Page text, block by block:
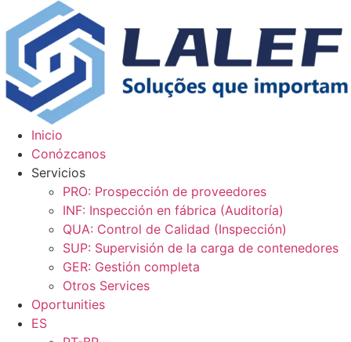
al
contenido
Inicio
Conózcanos
Servicios
PRO: Prospección de proveedores
INF: Inspección en fábrica (Auditoría)
QUA: Control de Calidad (Inspección)
SUP: Supervisión de la carga de contenedores
GER: Gestión completa
Otros Services
Oportunities
ES